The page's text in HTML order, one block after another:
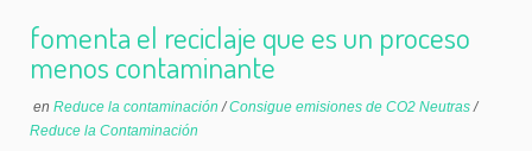
fomenta el reciclaje que es un proceso
menos contaminante
en Reduce la contaminación/Consigue emisiones de CO2 Neutras/
Reduce la Contaminación